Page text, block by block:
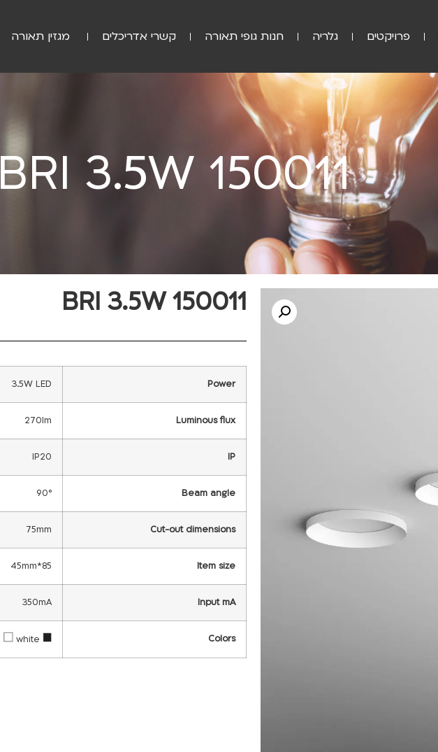
פרויקטים גלריה חנות גופי תאורה קשרי אדריכלים מגזין תאורה
BRI 3.5W 150011
BRI 3.5W 150011
Power
3.5W LED
Luminous flux
270lm
IP
IP20
Beam angle
90°
Cut-out dimensions
75mm
Item size
85*45mm
Input mA
350mA
Colors
white